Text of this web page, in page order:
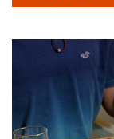
ข้าว
อะไร